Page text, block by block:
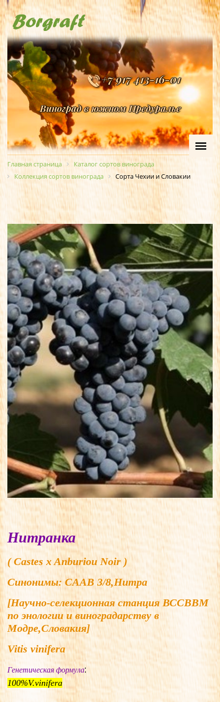
+7 917 413-16-01
Виноград в южном Предуралье
Главная страница
Каталог сортов винограда
Коллекция сортов винограда
Сорта Чехии и Словакии
Нитранка
( Castes x Anburiou Noir )
Синонимы: CAAB 3/8,Нитра
[Научно-селекционная станция ВССВВМ
по энологии и виноградарству в
Модре,Словакия]
Vitis vinifera
Генетическая формула:
100%V.vinifera